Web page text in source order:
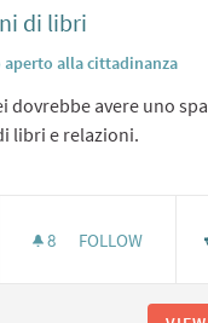
di libri
alla cittadinanza
dovrebbe avere uno
libri e relazioni.
8 8 FOLLOWERS
FOLLOW